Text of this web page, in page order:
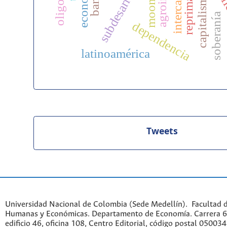
soberanía
dependencia
latinoamérica
Tweets
Universidad Nacional de Colombia (Sede Medellín). Facultad
Humanas y Económicas. Departamento de Economía. Carrera
edificio 46, oficina 108, Centro Editorial, código postal